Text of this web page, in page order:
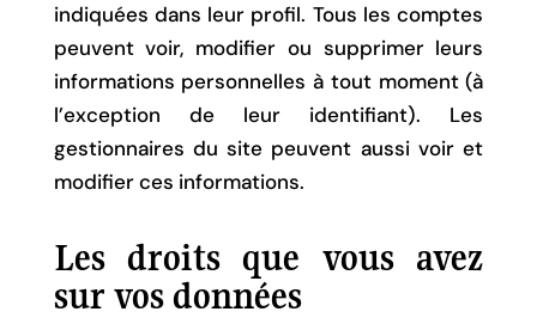
indiquées dans leur profil. Tous les comptes
peuvent voir, modifier ou supprimer leurs
informations personnelles à tout moment (à
l’exception de leur identifiant). Les
gestionnaires du site peuvent aussi voir et
modifier ces informations.
Les droits que vous avez
sur vos données